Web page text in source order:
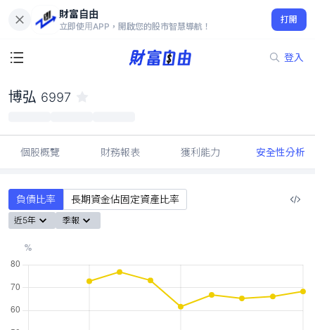
財富自由
立即使用APP，開啟您的股市智慧導航！
打開
登入
70.90
-2.87%
博弘 6997
個股概覽 財務報表 獲利能力 安全性分析
負債比率 長期資金佔固定資產比率
近5年 季報